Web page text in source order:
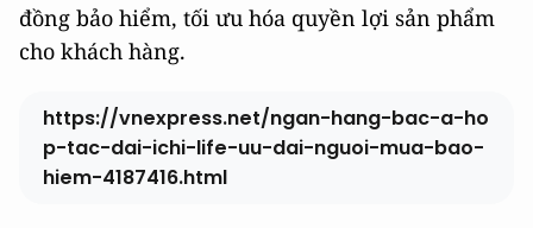
đồng bảo hiểm, tối ưu hóa quyền lợi sản phẩm
cho khách hàng.
https://vnexpress.net/ngan-hang-bac-a-ho
p-tac-dai-ichi-life-uu-dai-nguoi-mua-bao-
hiem-4187416.html